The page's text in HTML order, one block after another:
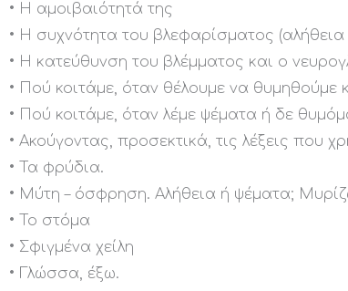
• Η αμοιβαιότητά της
• Η συχνότητα του βλεφαρίσματος
• Η κατεύθυνση του βλέμματος και ο
• Πού κοιτάμε, όταν θέλουμε να θυμηθούμε
• Πού κοιτάμε, όταν λέμε ψέματα ή δε
• Ακούγοντας, προσεκτικά, τις λέξεις που
• Τα φρύδια.
• Μύτη – όσφρηση. Αλήθεια ή ψέματα;
• Το στόμα
• Σφιγμένα χείλη
• Γλώσσα, έξω.